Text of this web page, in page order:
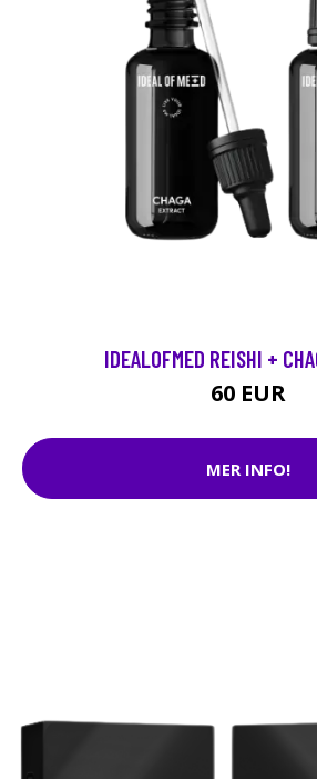
IDEALOFMED REISHI +
60 EUR
MER INFO!